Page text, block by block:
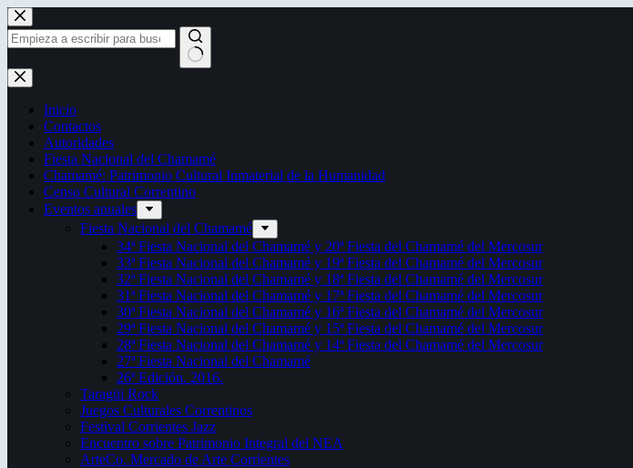
Saltar
al
contenido
Sin
resultados
Inicio
Contactos
Autoridades
Fiesta Nacional del Chamamé
Chamamé: Patrimonio Cultural Inmaterial de la Humanidad
Censo Cultural Correntino
Eventos anuales
Fiesta Nacional del Chamamé
34ª Fiesta Nacional del Chamamé y 20ª Fiesta del Chamamé del Mercosur
33ª Fiesta Nacional del Chamamé y 19ª Fiesta del Chamamé del Mercosur
32ª Fiesta Nacional del Chamamé y 18ª Fiesta del Chamamé del Mercosur
31ª Fiesta Nacional del Chamamé y 17ª Fiesta del Chamamé del Mercosur
30ª Fiesta Nacional del Chamamé y 16ª Fiesta del Chamamé del Mercosur
29ª Fiesta Nacional del Chamamé y 15ª Fiesta del Chamamé del Mercosur
28ª Fiesta Nacional del Chamamé y 14ª Fiesta del Chamamé del Mercosur
27ª Fiesta Nacional del Chamamé
26ª Edición. 2016.
Taragüi Rock
Juegos Culturales Correntinos
Festival Corrientes Jazz
Encuentro sobre Patrimonio Integral del NEA
ArteCo. Mercado de Arte Corrientes